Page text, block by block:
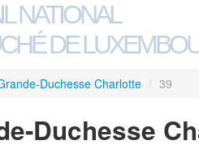
NATIONAL
DE
Duchesse Charlotte / 39
Duchesse